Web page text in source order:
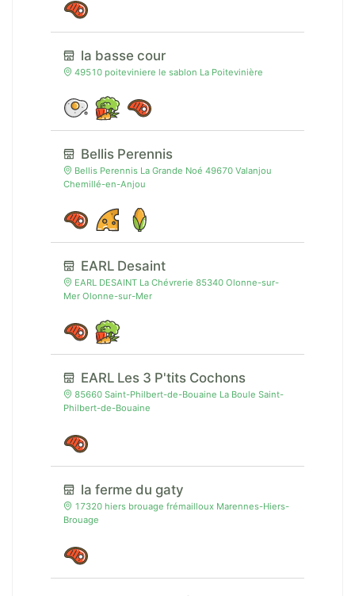
la basse cour
49510 poiteviniere le sablon La Poitevinière
Bellis Perennis
Bellis Perennis La Grande Noé 49670 Valanjou
Chemillé-en-Anjou
EARL Desaint
EARL DESAINT La Chévrerie 85340 Olonne-sur-
Mer Olonne-sur-Mer
EARL Les 3 P'tits Cochons
85660 Saint-Philbert-de-Bouaine La Boule Saint-
Philbert-de-Bouaine
la ferme du gaty
17320 hiers brouage frémailloux Marennes-Hiers-
Brouage